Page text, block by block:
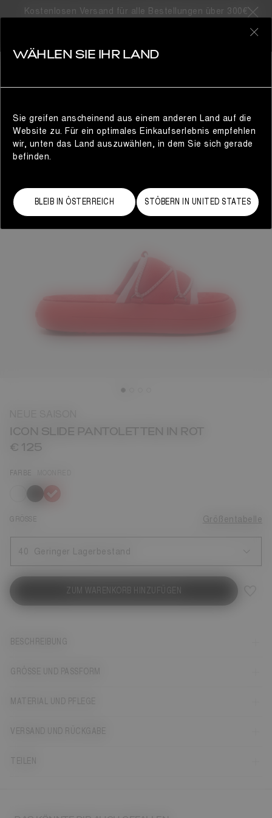
Kostenlosen Versand für alle Bestellungen über 300€
ICON SLIDE PANTOLETTEN IN ROT
€ 125
FARBE
ausgewählt
GRÖSSE Größentabelle
40 Geringer Lagerbestand
ZUM WARENKORB HINZUFÜGEN
BESCHREIBUNG
GRÖSSE UND PASSFORM
MATERIAL UND PFLEGE
VERSAND UND RÜCKGABE
TEILEN
WÄHLEN SIE IHR LAND
Sie greifen anscheinend aus einem anderen Land auf die
Website zu. Für ein optimales Einkaufserlebnis empfehlen
wir, unten das Land auszuwählen, in dem Sie sich gerade
befinden.
BLEIB IN ÖSTERREICH STÖBERN IN UNITED STATES